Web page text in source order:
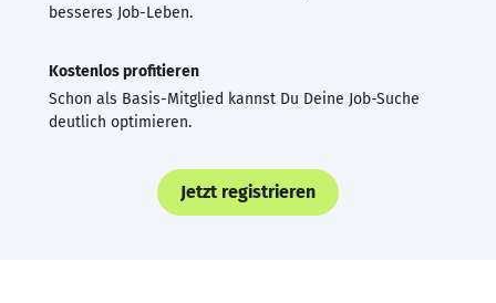
besseres Job-Leben.
Kostenlos profitieren
Schon als Basis-Mitglied kannst Du Deine Job-Suche
deutlich optimieren.
Jetzt registrieren